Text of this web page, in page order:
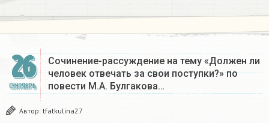
26
СЕНТЯБРЬ
Сочинение-рассуждение на тему «Должен ли
человек отвечать за свои поступки?» по
повести М.А. Булгакова…
Автор: tfatkulina27